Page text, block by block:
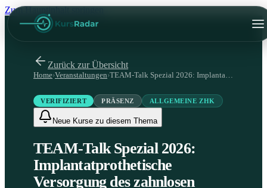
Zum Hauptinhalt springen
Zurück zur Übersicht
Home›Veranstaltungen› TEAM-Talk Spezial 2026: Implantatprothetische Versorgung des zahnlosen Oberkiefers
VERIFIZIERT PRÄSENZ ALLGEMEINE ZHK
Neue Kurse zu diesem Thema
TEAM-Talk Spezial 2026:
Implantatprothetische
Versorgung des zahnlosen